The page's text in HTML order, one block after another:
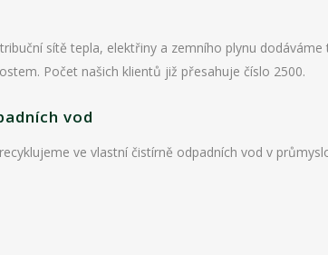
sítě tepla, elektřiny a zemního plynu
Počet našich klientů již přesahuje číslo 2500.
vod
ve vlastní čistírně odpadních vod v